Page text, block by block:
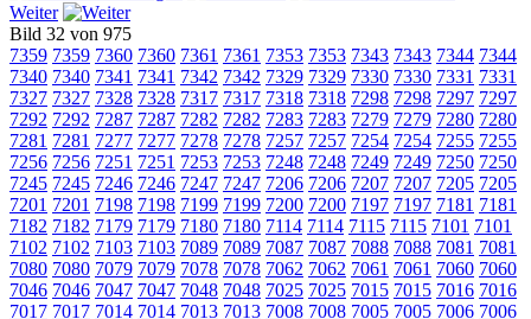
Weiter
Bild 32 von 975
7359 7359 7360 7360 7361 7361 7353 7353 7343 7343 7344 7344
7340 7340 7341 7341 7342 7342 7329 7329 7330 7330 7331 7331
7327 7327 7328 7328 7317 7317 7318 7318 7298 7298 7297 7297
7292 7292 7287 7287 7282 7282 7283 7283 7279 7279 7280 7280
7281 7281 7277 7277 7278 7278 7257 7257 7254 7254 7255 7255
7256 7256 7251 7251 7253 7253 7248 7248 7249 7249 7250 7250
7245 7245 7246 7246 7247 7247 7206 7206 7207 7207 7205 7205
7201 7201 7198 7198 7199 7199 7200 7200 7197 7197 7181 7181
7182 7182 7179 7179 7180 7180 7114 7114 7115 7115 7101 7101
7102 7102 7103 7103 7089 7089 7087 7087 7088 7088 7081 7081
7080 7080 7079 7079 7078 7078 7062 7062 7061 7061 7060 7060
7046 7046 7047 7047 7048 7048 7025 7025 7015 7015 7016 7016
7017 7017 7014 7014 7013 7013 7008 7008 7005 7005 7006 7006